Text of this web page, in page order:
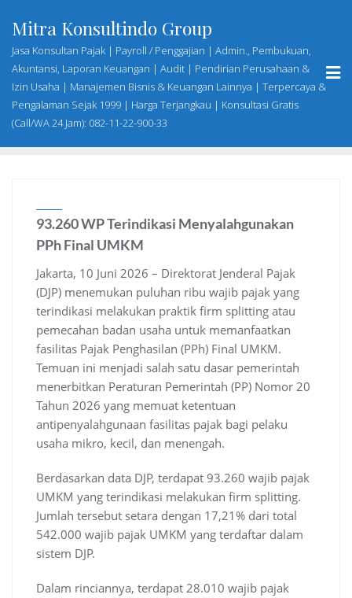
content
Mitra Konsultindo Group
Jasa Konsultan Pajak | Payroll / Penggajian | Admin., Pembukuan,
Akuntansi, Laporan Keuangan | Audit | Pendirian Perusahaan &
Izin Usaha | Manajemen Bisnis & Keuangan Lainnya | Terpercaya &
Pengalaman Sejak 1999 | Harga Terjangkau | Konsultasi Gratis
(Call/WA 24 Jam): 082-11-22-900-33
93.260 WP Terindikasi Menyalahgunakan
PPh Final UMKM
Jakarta, 10 Juni 2026 – Direktorat Jenderal Pajak
(DJP) menemukan puluhan ribu wajib pajak yang
terindikasi melakukan praktik firm splitting atau
pemecahan badan usaha untuk memanfaatkan
fasilitas Pajak Penghasilan (PPh) Final UMKM.
Temuan ini menjadi salah satu dasar pemerintah
menerbitkan Peraturan Pemerintah (PP) Nomor 20
Tahun 2026 yang memuat ketentuan
antipenyalahgunaan fasilitas pajak bagi pelaku
usaha mikro, kecil, dan menengah.
Berdasarkan data DJP, terdapat 93.260 wajib pajak
UMKM yang terindikasi melakukan firm splitting.
Jumlah tersebut setara dengan 17,21% dari total
542.000 wajib pajak UMKM yang terdaftar dalam
sistem DJP.
Dalam rinciannya, terdapat 28.010 wajib pajak